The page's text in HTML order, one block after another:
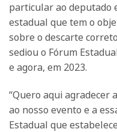
particular ao deputado
estadual que tem o
sobre o descarte
sediou o Fórum
e agora, em 2023.
“Quero aqui agradecer
ao nosso evento e a
Estadual que